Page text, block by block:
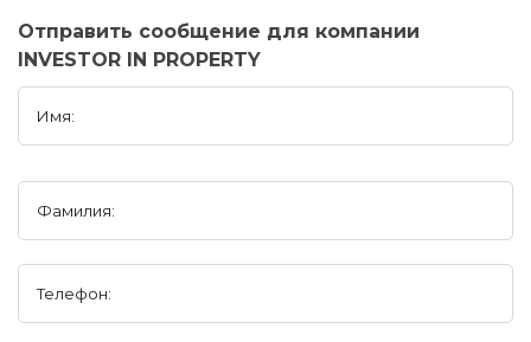
Отправить сообщение для компании
INVESTOR IN PROPERTY
Имя:
Фамилия:
Телефон: